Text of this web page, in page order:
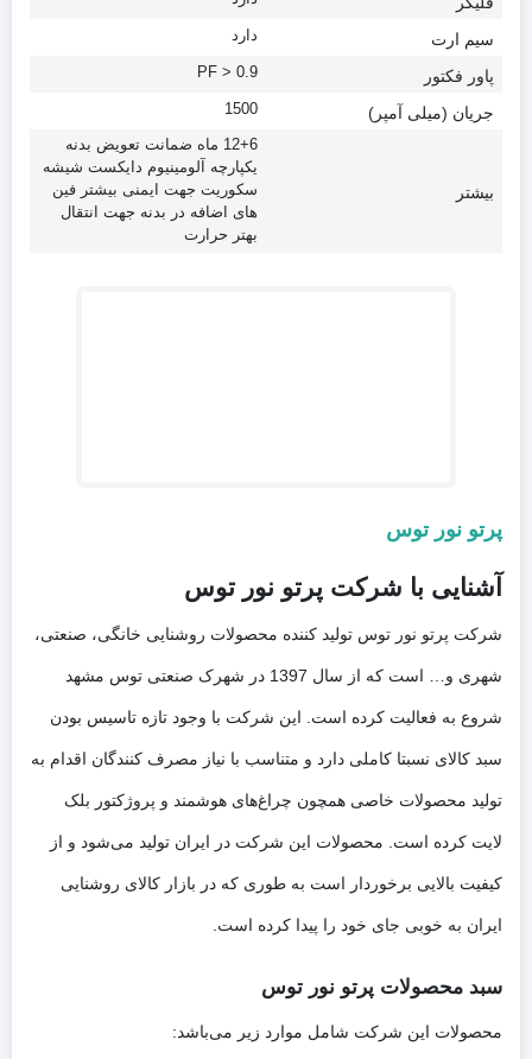
سیم ارت دارد
پاور فکتور PF > 0.9
جریان (میلی آمپر) 1500
بیشتر
12+6 ماه ضمانت تعویض بدنه
یکپارچه آلومینیوم دایکست شیشه
سکوریت جهت ایمنی بیشتر فین
های اضافه در بدنه جهت انتقال
بهتر حرارت
پرتو نور توس
آشنایی با شرکت پرتو نور توس
شرکت پرتو نور توس تولید کننده محصولات روشنایی خانگی، صنعتی،
شهری و… است که از سال 1397 در شهرک صنعتی توس مشهد
شروع به فعالیت کرده است. این شرکت با وجود تازه تاسیس بودن
سبد کالای نسبتا کاملی دارد و متناسب با نیاز مصرف کنندگان اقدام به
تولید محصولات خاصی همچون چراغ‌های هوشمند و پروژکتور بلک
لایت کرده است. محصولات این شرکت در ایران تولید می‌شود و از
کیفیت بالایی برخوردار است به طوری که در بازار کالای روشنایی
ایران به خوبی جای خود را پیدا کرده است.
سبد محصولات پرتو نور توس
محصولات این شرکت شامل موارد زیر می‌باشد: